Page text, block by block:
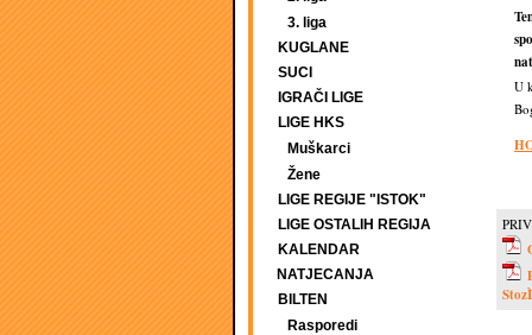
3. liga
KUGLANE
SUCI
IGRAČI LIGE
LIGE HKS
Muškarci
Žene
LIGE REGIJE "ISTOK"
LIGE OSTALIH REGIJA
KALENDAR
NATJECANJA
BILTEN
Rasporedi
U